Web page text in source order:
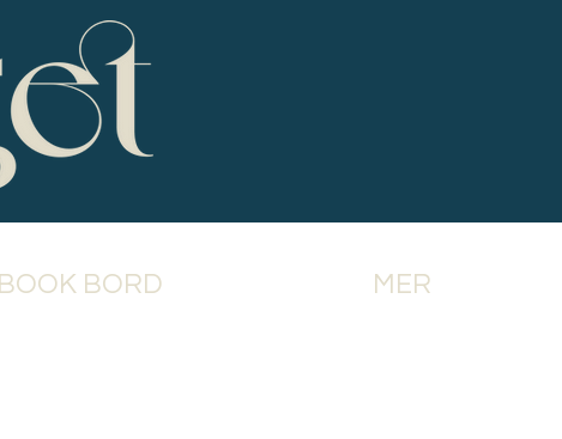
BOOK BORD MER